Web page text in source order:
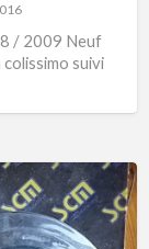
/ 2009 Neuf
suivi